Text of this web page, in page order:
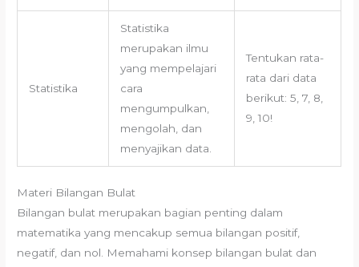
Statistika
Statistika
merupakan ilmu
yang mempelajari
cara
mengumpulkan,
mengolah, dan
menyajikan data.
Tentukan rata-
rata dari data
berikut: 5, 7, 8,
9, 10!
Materi Bilangan Bulat
Bilangan bulat merupakan bagian penting dalam
matematika yang mencakup semua bilangan positif,
negatif, dan nol. Memahami konsep bilangan bulat dan